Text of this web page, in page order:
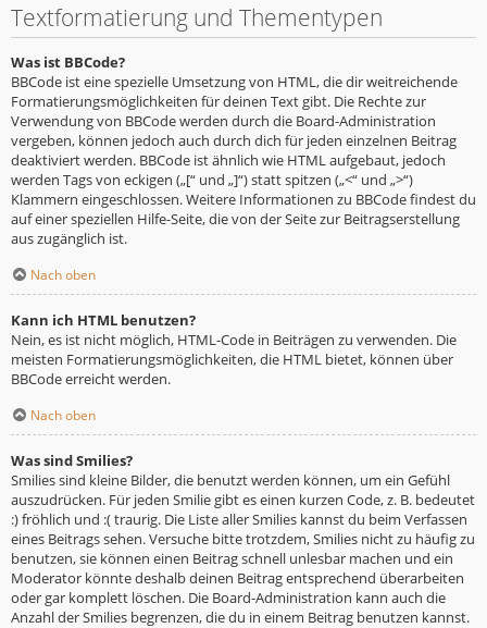
Textformatierung und Thementypen
Was ist BBCode?
BBCode ist eine spezielle Umsetzung von HTML, die dir weitreichende
Formatierungsmöglichkeiten für deinen Text gibt. Die Rechte zur
Verwendung von BBCode werden durch die Board-Administration
vergeben, können jedoch auch durch dich für jeden einzelnen Beitrag
deaktiviert werden. BBCode ist ähnlich wie HTML aufgebaut, jedoch
werden Tags von eckigen („[“ und „]“) statt spitzen („<“ und „>“)
Klammern eingeschlossen. Weitere Informationen zu BBCode findest du
auf einer speziellen Hilfe-Seite, die von der Seite zur Beitragserstellung
aus zugänglich ist.
Nach oben
Kann ich HTML benutzen?
Nein, es ist nicht möglich, HTML-Code in Beiträgen zu verwenden. Die
meisten Formatierungsmöglichkeiten, die HTML bietet, können über
BBCode erreicht werden.
Nach oben
Was sind Smilies?
Smilies sind kleine Bilder, die benutzt werden können, um ein Gefühl
auszudrücken. Für jeden Smilie gibt es einen kurzen Code, z. B. bedeutet
:) fröhlich und :( traurig. Die Liste aller Smilies kannst du beim Verfassen
eines Beitrags sehen. Versuche bitte trotzdem, Smilies nicht zu häufig zu
benutzen, sie können einen Beitrag schnell unlesbar machen und ein
Moderator könnte deshalb deinen Beitrag entsprechend überarbeiten
oder gar komplett löschen. Die Board-Administration kann auch die
Anzahl der Smilies begrenzen, die du in einem Beitrag benutzen kannst.